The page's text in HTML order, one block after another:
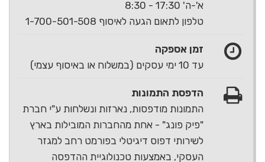
א'-ה' 17:30 - 8:30
טלפון לתאום הגעה לאיסוף 1-700-501-508
זמן אספקה
עד 10 ימי עסקים (במשלוח או באיסוף עצמי)
הדפסת התמונות
התמונות מודפסות, נארזות ונשלחות ע"י חברת
"פיק פונג" - אחת מהחברות המובילות בארץ
לשירותי דפוס דיגיטלי בפורמט רחב למגזר
העסקי, באמצעות טכנולוגיית ההדפסה